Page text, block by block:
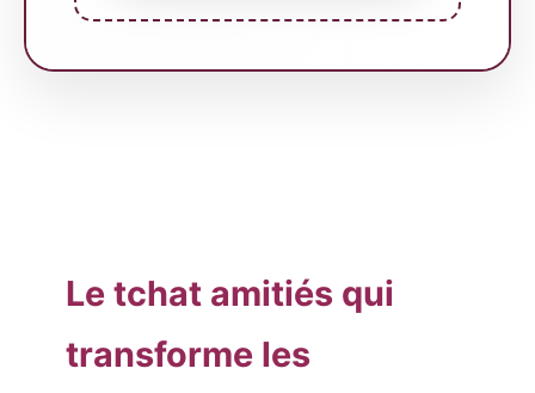
Le tchat amitiés qui
transforme les